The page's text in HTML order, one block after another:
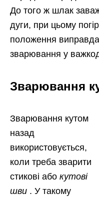
До того ж шлак
дуги, при цьому
положення
зварювання у
Зварювання
Зварювання кутом
назад
використовується,
коли треба зварити
стикові або кутові
шви . У такому